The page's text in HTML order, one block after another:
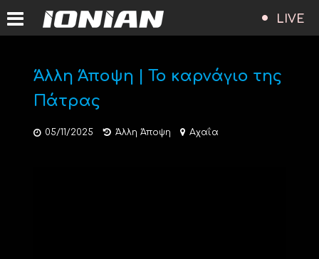
LIVE
Άλλη Άποψη | Το καρνάγιο της
Πάτρας
05/11/2025 Άλλη Άποψη Αχαΐα